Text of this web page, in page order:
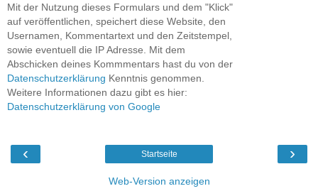
Mit der Nutzung dieses Formulars und dem "Klick"
auf veröffentlichen, speichert diese Website, den
Usernamen, Kommentartext und den Zeitstempel,
sowie eventuell die IP Adresse. Mit dem
Abschicken deines Kommmentars hast du von der
Datenschutzerklärung Kenntnis genommen.
Weitere Informationen dazu gibt es hier:
Datenschutzerklärung von Google
‹ ›
Startseite
Web-Version anzeigen